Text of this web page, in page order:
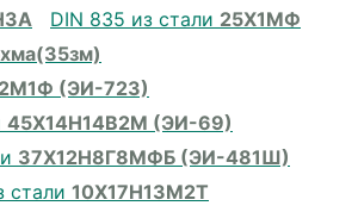
DIN 835 из стали 25Х1МФ
(ЭИ-723)
45Х14Н14В2М (ЭИ-69)
37Х12Н8Г8МФБ (ЭИ-481Ш)
стали 10Х17Н13М2Т